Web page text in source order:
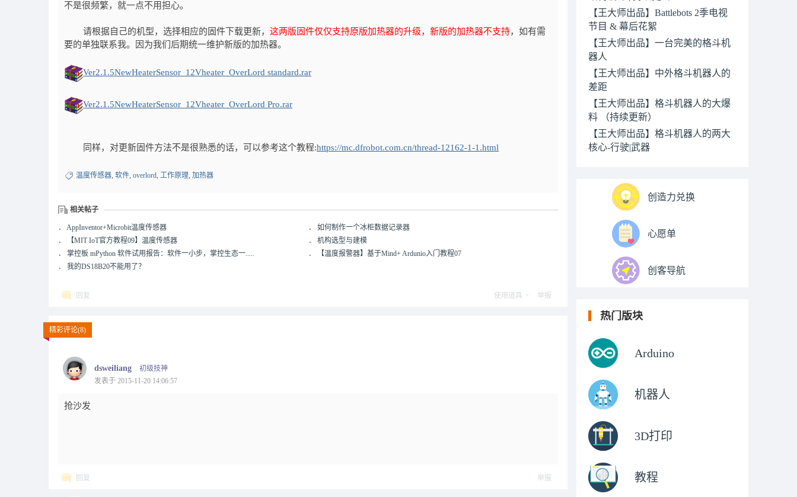
不是很频繁，就一点不用担心。
请根据自己的机型，选择相应的固件下载更新， 这两版固件仅仅支持原版加热器的升级，新版的加热器不支持，如有需
要的单独联系我。因为我们后期统一维护新版的加热器。
Ver2.1.5NewHeaterSensor_12Vheater_OverLord standard.rar
Ver2.1.5NewHeaterSensor_12Vheater_OverLord Pro.rar
同样，对更新固件方法不是很熟悉的话，可以参考这个教程:https://mc.dfrobot.com.cn/thread-12162-1-1.html
温度传感器, 软件, overlord, 工作原理, 加热器
相关帖子
． AppInventor+Microbit温度传感器 ． 如何制作一个冰柜数据记录器
．
【MIT IoT官方教程09】温度传感器 ． 机构选型与建模
． 掌控板 mPython 软件试用报告：软件一小步，掌控生态一..... ．
【温度报警器】基于Mind+ Ardunio入门教程07
． 我的DS18B20不能用了？
回复 使用道具 举报
精彩评论(8)
dsweiliang
初级技神
发表于 2015-11-20 14:06:57
抢沙发
回复 举报
【王大师出品】Battlebots 2季电视
节目 & 幕后花絮
【王大师出品】一台完美的格斗机
器人
【王大师出品】中外格斗机器人的
差距
【王大师出品】格斗机器人的大爆
料 （持续更新）
【王大师出品】格斗机器人的两大
核心-行驶|武器
创造力兑换
心愿单
创客导航
热门版块
Arduino
机器人
3D打印
教程